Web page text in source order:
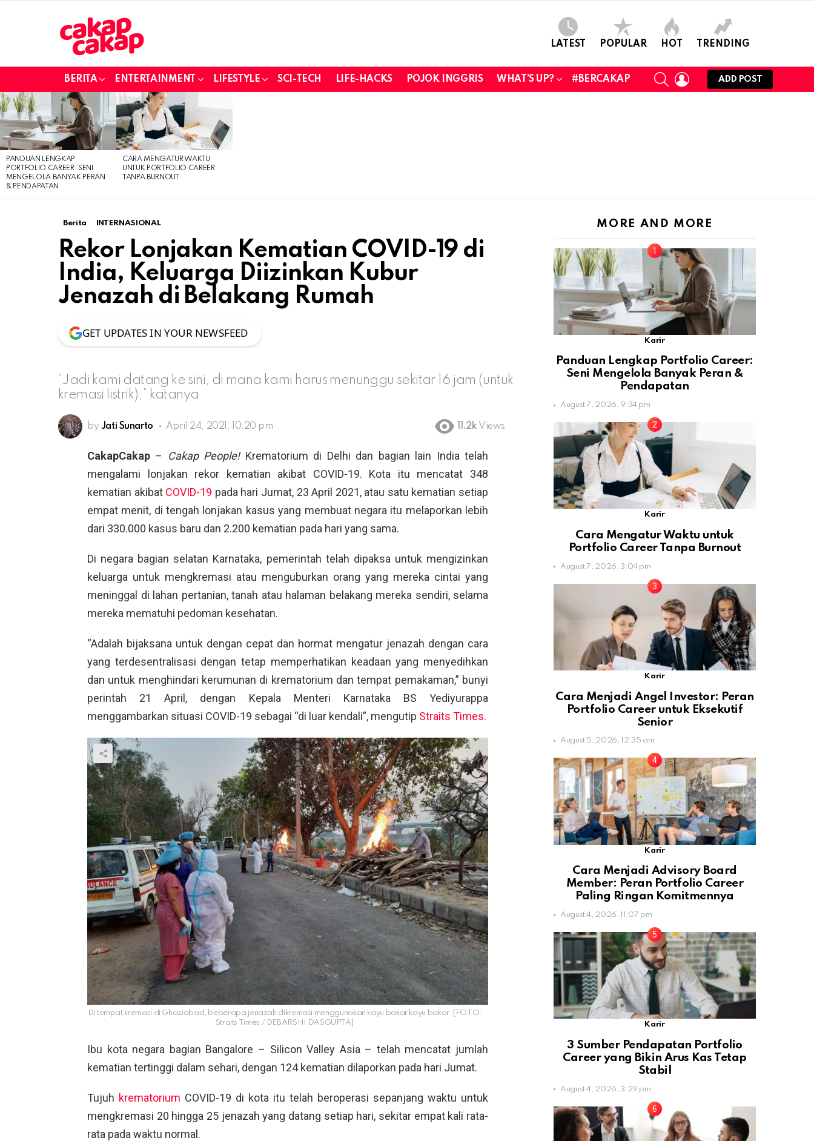
LATEST POPULAR HOT TRENDING
BERITA ENTERTAINMENT LIFESTYLE SCI-TECH LIFE-HACKS POJOK INGGRIS WHAT’S UP? #BERCAKAP
SEARCHLOGIN
ADD POST
LATEST
STORIES
PANDUAN LENGKAP
PORTFOLIO CAREER: SENI
MENGELOLA BANYAK PERAN
& PENDAPATAN
CARA MENGATUR WAKTU
UNTUK PORTFOLIO CAREER
TANPA BURNOUT
Berita INTERNASIONAL
Rekor Lonjakan Kematian COVID-19 di
India, Keluarga Diizinkan Kubur
Jenazah di Belakang Rumah
GET UPDATES IN YOUR NEWSFEED
“Jadi kami datang ke sini, di mana kami harus menunggu sekitar 16 jam (untuk
kremasi listrik),” katanya
by Jati Sunarto April 24, 2021, 10:20 pm 11.2k Views
CakapCakap – Cakap People!Krematorium di Delhi dan bagian lain India telah
mengalami lonjakan rekor kematian akibat COVID-19. Kota itu mencatat 348
kematian akibat COVID-19 pada hari Jumat, 23 April 2021, atau satu kematian setiap
empat menit, di tengah lonjakan kasus yang membuat negara itu melaporkan lebih
dari 330.000 kasus baru dan 2.200 kematian pada hari yang sama.
Di negara bagian selatan Karnataka, pemerintah telah dipaksa untuk mengizinkan
keluarga untuk mengkremasi atau menguburkan orang yang mereka cintai yang
meninggal di lahan pertanian, tanah atau halaman belakang mereka sendiri, selama
mereka mematuhi pedoman kesehatan.
“Adalah bijaksana untuk dengan cepat dan hormat mengatur jenazah dengan cara
yang terdesentralisasi dengan tetap memperhatikan keadaan yang menyedihkan
dan untuk menghindari kerumunan di krematorium dan tempat pemakaman,” bunyi
perintah 21 April, dengan Kepala Menteri Karnataka BS Yediyurappa
menggambarkan situasi COVID-19 sebagai “di luar kendali”, mengutip Straits Times.
Di tempat kremasi di Ghaziabad, beberapa jenazah dikremasi menggunakan kayu bakar kayu bakar. [FOTO:
Straits Times / DEBARSHI DASGUPTA]
Ibu kota negara bagian Bangalore – Silicon Valley Asia – telah mencatat jumlah
kematian tertinggi dalam sehari, dengan 124 kematian dilaporkan pada hari Jumat.
Tujuh krematorium COVID-19 di kota itu telah beroperasi sepanjang waktu untuk
mengkremasi 20 hingga 25 jenazah yang datang setiap hari, sekitar empat kali rata-
rata pada waktu normal.
MORE AND MORE
Karir
Panduan Lengkap Portfolio Career:
Seni Mengelola Banyak Peran &
Pendapatan
August 7, 2026, 9:34 pm
Karir
Cara Mengatur Waktu untuk
Portfolio Career Tanpa Burnout
August 7, 2026, 3:04 pm
Karir
Cara Menjadi Angel Investor: Peran
Portfolio Career untuk Eksekutif
Senior
August 5, 2026, 12:35 am
Karir
Cara Menjadi Advisory Board
Member: Peran Portfolio Career
Paling Ringan Komitmennya
August 4, 2026, 11:07 pm
Karir
3 Sumber Pendapatan Portfolio
Career yang Bikin Arus Kas Tetap
Stabil
August 4, 2026, 3:29 pm